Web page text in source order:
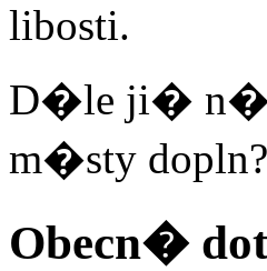
libosti.
D�le ji�
m�sty
Obecn�